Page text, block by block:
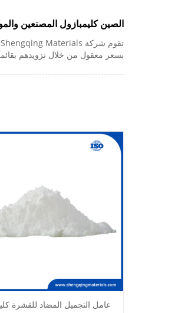
الصين كليمبازول المصنعين
بسعر معقول من خلال تزويدهم
عامل التجميل المضاد للقشرة